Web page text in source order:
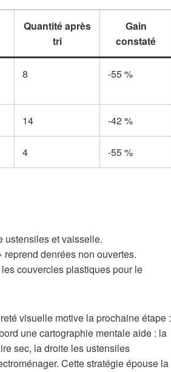
Quantité après
tri
Gain
constaté
8 -55 %
14 -42 %
4 -55 %
ustensiles et vaisselle.
denrées non ouvertes.
couvercles plastiques pour le
visuelle motive la prochaine étape :
une cartographie mentale aide : la
sec, la droite les ustensiles
Cette stratégie épouse la